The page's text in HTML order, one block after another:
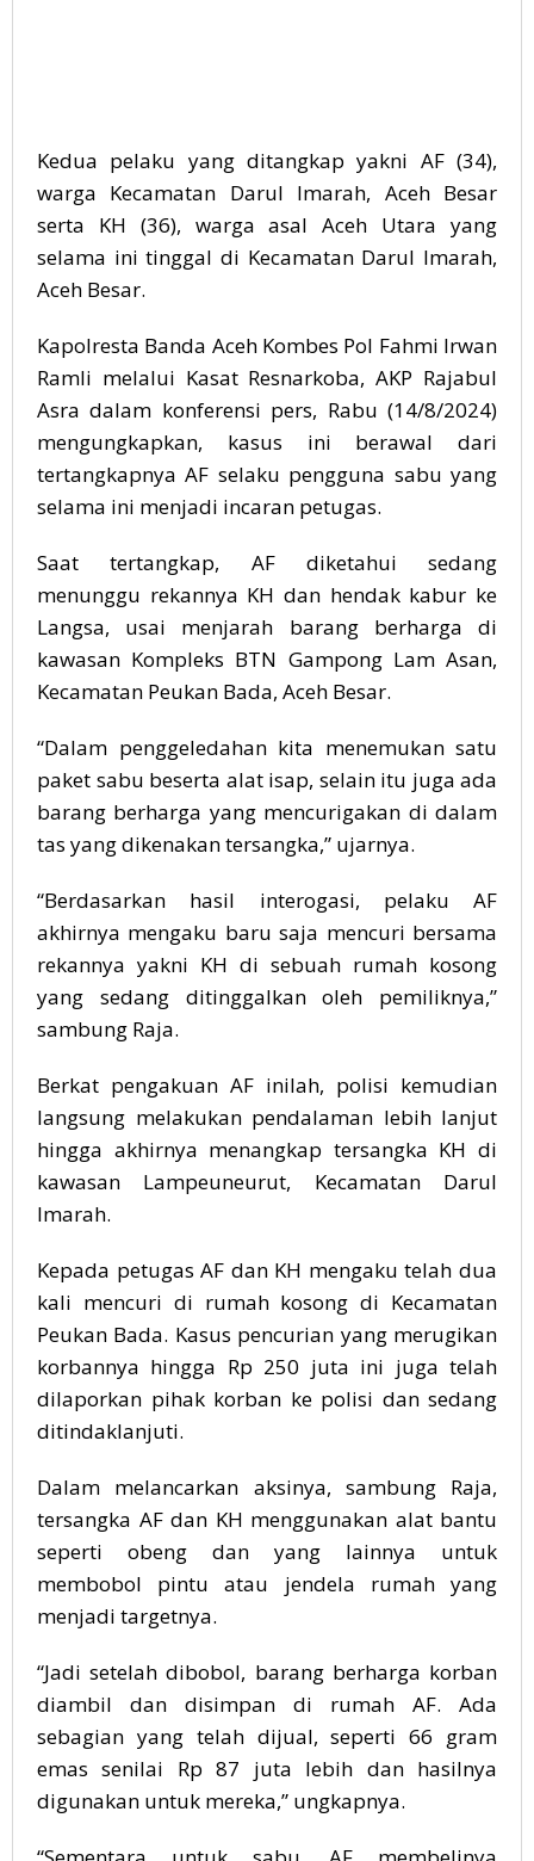
Kedua pelaku yang ditangkap yakni AF (34),
warga Kecamatan Darul Imarah, Aceh Besar
serta KH (36), warga asal Aceh Utara yang
selama ini tinggal di Kecamatan Darul Imarah,
Aceh Besar.
Kapolresta Banda Aceh Kombes Pol Fahmi Irwan
Ramli melalui Kasat Resnarkoba, AKP Rajabul
Asra dalam konferensi pers, Rabu (14/8/2024)
mengungkapkan, kasus ini berawal dari
tertangkapnya AF selaku pengguna sabu yang
selama ini menjadi incaran petugas.
Saat tertangkap, AF diketahui sedang
menunggu rekannya KH dan hendak kabur ke
Langsa, usai menjarah barang berharga di
kawasan Kompleks BTN Gampong Lam Asan,
Kecamatan Peukan Bada, Aceh Besar.
“Dalam penggeledahan kita menemukan satu
paket sabu beserta alat isap, selain itu juga ada
barang berharga yang mencurigakan di dalam
tas yang dikenakan tersangka,” ujarnya.
“Berdasarkan hasil interogasi, pelaku AF
akhirnya mengaku baru saja mencuri bersama
rekannya yakni KH di sebuah rumah kosong
yang sedang ditinggalkan oleh pemiliknya,”
sambung Raja.
Berkat pengakuan AF inilah, polisi kemudian
langsung melakukan pendalaman lebih lanjut
hingga akhirnya menangkap tersangka KH di
kawasan Lampeuneurut, Kecamatan Darul
Imarah.
Kepada petugas AF dan KH mengaku telah dua
kali mencuri di rumah kosong di Kecamatan
Peukan Bada. Kasus pencurian yang merugikan
korbannya hingga Rp 250 juta ini juga telah
dilaporkan pihak korban ke polisi dan sedang
ditindaklanjuti.
Dalam melancarkan aksinya, sambung Raja,
tersangka AF dan KH menggunakan alat bantu
seperti obeng dan yang lainnya untuk
membobol pintu atau jendela rumah yang
menjadi targetnya.
“Jadi setelah dibobol, barang berharga korban
diambil dan disimpan di rumah AF. Ada
sebagian yang telah dijual, seperti 66 gram
emas senilai Rp 87 juta lebih dan hasilnya
digunakan untuk mereka,” ungkapnya.